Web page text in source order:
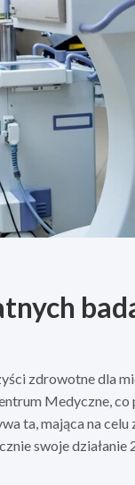
zdrowotne dla
Medyczne,
ta, mająca na
swoje działanie